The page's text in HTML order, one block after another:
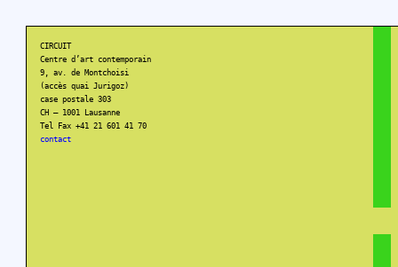
CIRCUIT
Centre d’art contemporain
9, av. de Montchoisi
(accès quai Jurigoz)
case postale 303
CH – 1001 Lausanne
Tel Fax +41 21 601 41 70
contact